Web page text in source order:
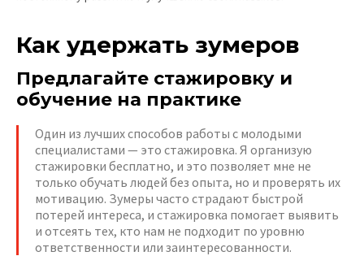
Как удержать зумеров
Предлагайте стажировку и
обучение на практике
Один из лучших способов работы с молодыми
специалистами — это стажировка. Я организую
стажировки бесплатно, и это позволяет мне не
только обучать людей без опыта, но и проверять их
мотивацию. Зумеры часто страдают быстрой
потерей интереса, и стажировка помогает выявить
и отсеять тех, кто нам не подходит по уровню
ответственности или заинтересованности.